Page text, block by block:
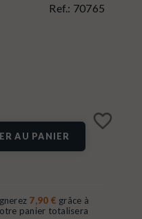
Ref.: 70765
AU PANIER
favorite_border
7,90 € grâce à
panier totalisera